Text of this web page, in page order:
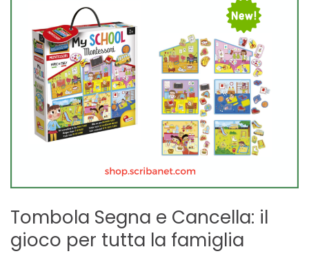
Tombola Segna e Cancella: il
gioco per tutta la famiglia